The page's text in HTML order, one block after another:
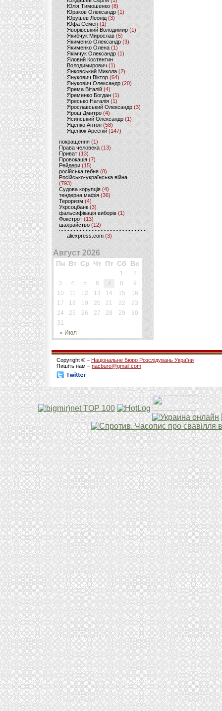
Юлія Тимошенко (8)
Юраков Олександр (1)
Юрушев Леонід (3)
Юфа Семен (1)
Яворівський Володимир (1)
Якибчук Мирослав (5)
Якименко Олександр (3)
Якименко Олена(1)
Якімчук Олександр (1)
Яловий Костянтин
Володимирович (1)
Янковський Микола(2)
Янукович Віктор (64)
Янукович Олександр(20)
Ярема Віталій(4)
Яременко Богдан(1)
Яресько Наталія(1)
Ярославський Олександр (3)
Ярош Дмитро (4)
Ясинський Олександр (1)
Яценко Антон(58)
Яценюк Арсеній (147)
покращення (1)
Права человека(13)
Приват (13)
Провокація (7)
Рейдери (15)
російська гебня (8)
Російсько-українська війна
(793)
Судова корупція (4)
тендерна мафія (36)
Тероризм (4)
Укрсоцбанк (3)
фальсифікація виборів (1)
Фокстрот(13)
шахрайство (12)
aliexpress.com (3)
Август 2026
Пн Вт Ср Чт Пт Сб Вс
« Июл
1
2
3
4 5 6 7 8
9
10
11 12 13 14 15
16
17
18 19 20 21 22
23
24
25 26 27 28 29
30
31
Copyright © – Національне Бюро Розслідувань України
Пишіть нам – nacburo@gmail.com